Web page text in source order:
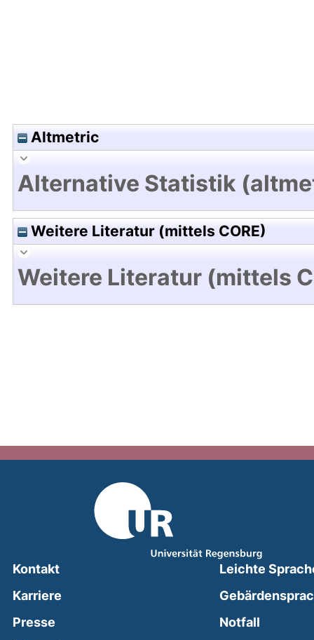
Altmetric
Alternative Statistik
Weitere Literatur (mittels CORE)
Weitere Literatur (mittels
Kontakt
Karriere
Presse
Leichte
Notfall